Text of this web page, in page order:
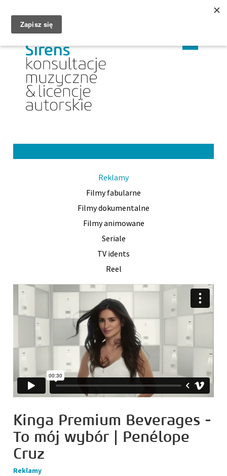
LANGUAGE
Reklamy
Filmy fabularne
Filmy dokumentalne
Filmy animowane
Seriale
TV idents
Reel
Kinga Premium Beverages -
To mój wybór | Penélope
Cruz
Reklamy